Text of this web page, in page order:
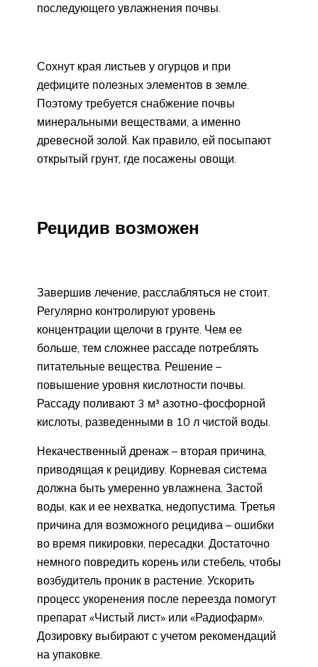
последующего увлажнения почвы.
Сохнут края листьев у огурцов и при
дефиците полезных элементов в земле.
Поэтому требуется снабжение почвы
минеральными веществами, а именно
древесной золой. Как правило, ей посыпают
открытый грунт, где посажены овощи.
Рецидив возможен
Завершив лечение, расслабляться не стоит.
Регулярно контролируют уровень
концентрации щелочи в грунте. Чем ее
больше, тем сложнее рассаде потреблять
питательные вещества. Решение –
повышение уровня кислотности почвы.
Рассаду поливают 3 м³ азотно-фосфорной
кислоты, разведенными в 10 л чистой воды.
Некачественный дренаж – вторая причина,
приводящая к рецидиву. Корневая система
должна быть умеренно увлажнена. Застой
воды, как и ее нехватка, недопустима. Третья
причина для возможного рецидива – ошибки
во время пикировки, пересадки. Достаточно
немного повредить корень или стебель, чтобы
возбудитель проник в растение. Ускорить
процесс укоренения после переезда помогут
препарат «Чистый лист» или «Радиофарм».
Дозировку выбирают с учетом рекомендаций
на упаковке.